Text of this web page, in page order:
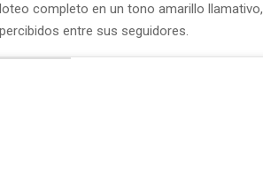
completo en un tono amarillo llamativo,
entre sus seguidores.